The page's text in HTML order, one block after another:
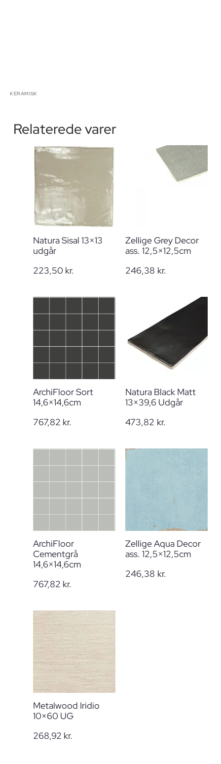
KERAMISK
Relaterede varer
Natura Sisal 13×13
udgår
223,50 kr.
Zellige Grey Decor
ass. 12,5×12,5cm
246,38 kr.
ArchiFloor Sort
14,6×14,6cm
767,82 kr.
Natura Black Matt
13×39,6 Udgår
473,82 kr.
ArchiFloor
Cementgrå
14,6×14,6cm
767,82 kr.
Zellige Aqua Decor
ass. 12,5×12,5cm
246,38 kr.
Metalwood Iridio
10×60 UG
268,92 kr.